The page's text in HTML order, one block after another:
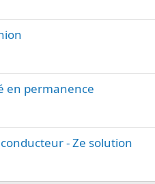
en permanence
- Ze solution